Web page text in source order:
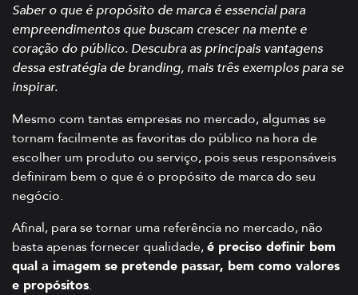
Saber o que é propósito de marca é essencial para
empreendimentos que buscam crescer na mente e
coração do público. Descubra as principais vantagens
dessa estratégia de branding, mais três exemplos para se
inspirar.
Mesmo com tantas empresas no mercado, algumas se
tornam facilmente as favoritas do público na hora de
escolher um produto ou serviço, pois seus responsáveis
definiram bem o que é o propósito de marca do seu
negócio.
Afinal, para se tornar uma referência no mercado, não
basta apenas fornecer qualidade,é preciso definir bem
qual a imagem se pretende passar, bem como valores
e propósitos.